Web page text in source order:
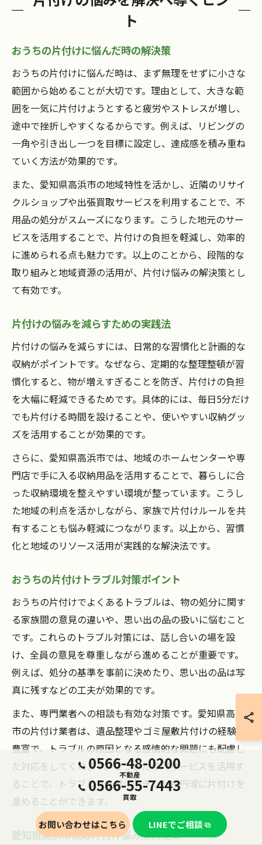
ト
おうちの片付けに悩んだ時の解決策
おうちの片付けに悩んだ時は、まず無理をせずに小さな
範囲から始めることが大切です。理由として、大きな範
囲を一気に片付けようとすると疲労やストレスが増し、
途中で挫折しやすくなるからです。例えば、リビングの
一角や引き出し一つを目標に設定し、達成感を積み重ね
ていく方法が効果的です。
また、愛知県高浜市の地域特性を活かし、近隣のリサイ
クルショップや出張買取サービスを利用することで、不
用品の処分がスムーズになります。こうした地元のサー
ビスを活用することで、片付けの負担を軽減し、効率的
に進められる点も魅力です。以上のことから、段階的な
取り組みと地域資源の活用が、片付け悩みの解決策とし
て有効です。
片付けの悩みを減らすための実践法
片付けの悩みを減らすには、日常的な習慣化と計画的な
収納がポイントです。なぜなら、定期的な整理整頓が習
慣化すると、物が増えすぎることを防ぎ、片付けの負担
を大幅に軽減できるためです。具体的には、毎日5分だけ
でも片付ける時間を設けることや、使いやすい収納グッ
ズを活用することが効果的です。
さらに、愛知県高浜市では、地域のホームセンターや専
門店で手に入る収納用品を活用することで、暮らしに合
った収納環境を整えやすい環境が整っています。こうし
た地域の利点を活かしながら、家族で片付けルールを共
有することも悩み軽減につながります。以上から、習慣
化と地域のリソース活用が実践的な解決法です。
おうちの片付けトラブル対策ポイント
おうちの片付けでよくあるトラブルは、物の処分に関す
る家族間の意見の違いや、思い出の品の扱いに悩むこと
です。これらのトラブル対策には、話し合いの場を設
け、全員の意見を尊重しながら進めることが重要です。
例えば、処分の基準を事前に決めたり、思い出の品は写
真に残すなどの工夫が効果的です。
また、専門業者への相談も有効な対策です。愛知県高浜
市の片付け業者は、遺品整理やゴミ屋敷片付けの経験が
豊富で、トラブルの原因となる感情的な問題にも配慮し
た対応をしてくれます。こうした専門サービスを活用す
ることで、トラブルを未然に防ぎながら円滑に片付けを
進めることができます。
愛知県高浜市流の片付け悩み解消提案
0566-48-0200
不動産
0566-55-7443
買取
お問い合わせはこちら LINEでご相談